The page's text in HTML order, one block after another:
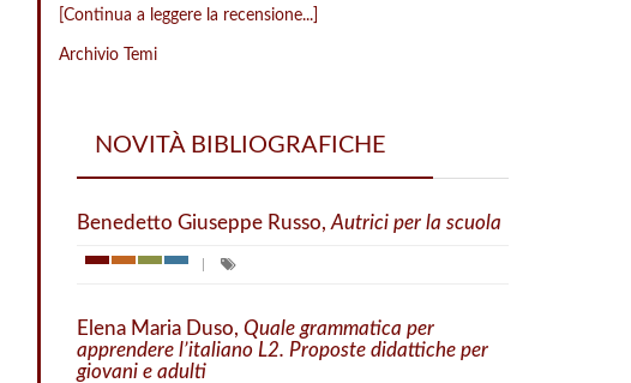
[Continua a leggere la recensione...]
Archivio Temi
NOVITÀ BIBLIOGRAFICHE
Benedetto Giuseppe Russo,Autrici per la scuola
Elena Maria Duso, Quale grammatica per
apprendere l’italiano L2. Proposte didattiche per
giovani e adulti